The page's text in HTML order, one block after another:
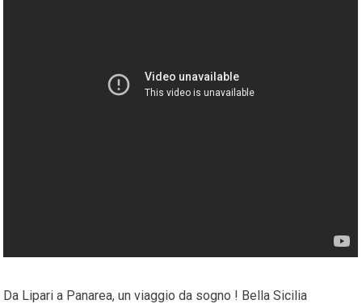
Da Lipari a Panarea, un viaggio da sogno ! Bella Sicilia